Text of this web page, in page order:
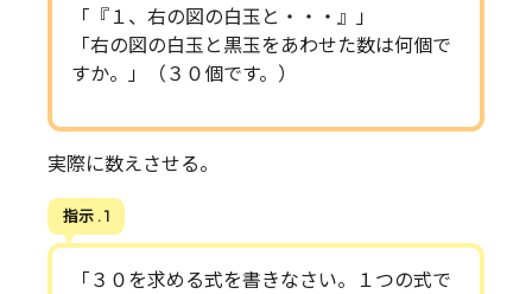
「『１、右の図の白玉と・・・』」
「右の図の白玉と黒玉をあわせた数は何個で
すか。」（３０個です。）
実際に数えさせる。
指示 . 1
「３０を求める式を書きなさい。１つの式で